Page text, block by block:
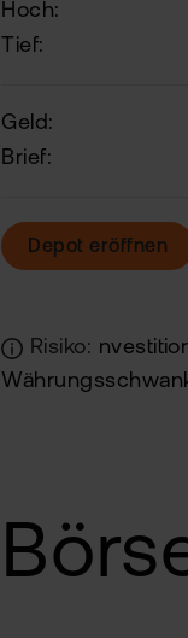
Hoch:
Tief:
Geld:
Brief:
Depot eröffnen
Risiko: